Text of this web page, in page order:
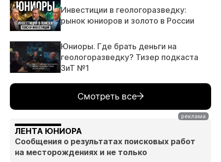
Инвестиции в геологоразведку:
рынок юниоров и золото в России
Юниоры. Где брать деньги на
геологоразведку? Тизер подкаста
ЗиТ №1
Смотреть все
ЛЕНТА ЮНИОРА
Сообщения о результатах поисковых работ
на месторождениях и не только